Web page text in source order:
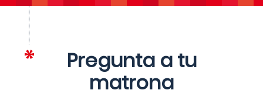
Pregunta a tu
matrona